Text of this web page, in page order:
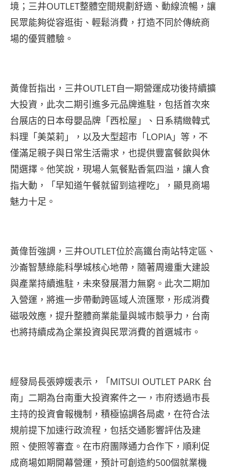
境；三井OUTLET整體空間規劃舒適、動線流暢，讓
民眾能夠從容逛街、輕鬆消費，打造不同於傳統商
場的優質體驗。
黃偉哲指出，三井OUTLET自一期營運成功後持續擴
大投資，此次二期引進多元品牌進駐，包括首次來
台展店的日本母嬰品牌「西松屋」、日系精緻韓式
料理「美菜莉」，以及大型超市「LOPIA」等，不
僅滿足親子與日常生活需求，也提供豐富餐飲與休
閒選擇。他笑說，現場人氣餐點香氣四溢，讓人食
指大動，「早知道午餐就留到這裡吃」，顯見商場
魅力十足。
黃偉哲強調，三井OUTLET位於高鐵台南站特定區、
沙崙智慧綠能科學城核心地帶，隨著周邊重大建設
與產業持續進駐，未來發展潛力無窮。此次二期加
入營運，將進一步帶動跨區域人流匯聚，形成消費
磁吸效應，提升整體商業能量與城市競爭力，台南
也將持續成為企業投資與民眾消費的首選城市。
經發局長張婷媛表示，「MITSUI OUTLET PARK 台
南」二期為台南重大投資案件之一，市府透過市長
主持的投資會報機制，積極協調各局處，在符合法
規前提下加速行政流程，包括交通影響評估及建
照、使照等審查。在市府團隊通力合作下，順利促
成商場如期開幕營運，預計可創造約500個就業機